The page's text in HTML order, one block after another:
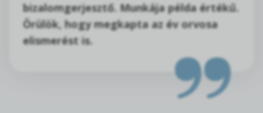
bizalomgerjesztő. Munkája példa értékű.
Örülök, hogy megkapta az év orvosa
elismerést is.